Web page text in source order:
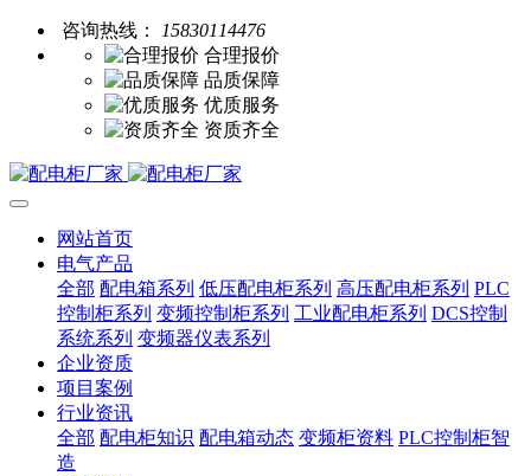
咨询热线：
15830114476
合理报价
品质保障
优质服务
资质齐全
网站首页
电气产品
全部 配电箱系列 低压配电柜系列 高压配电柜系列 PLC
控制柜系列 变频控制柜系列 工业配电柜系列 DCS控制
系统系列 变频器仪表系列
企业资质
项目案例
行业资讯
全部 配电柜知识 配电箱动态 变频柜资料 PLC控制柜智
造